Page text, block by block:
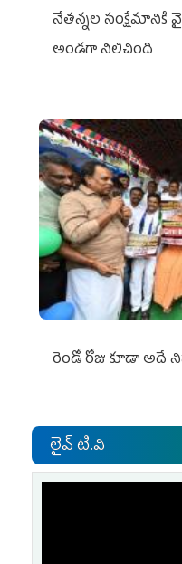
నేతన్నల సంక్షేమానికి
అండగా నిలిచింది
రెండో రోజు కూడా అదే
లైవ్ టి.వి